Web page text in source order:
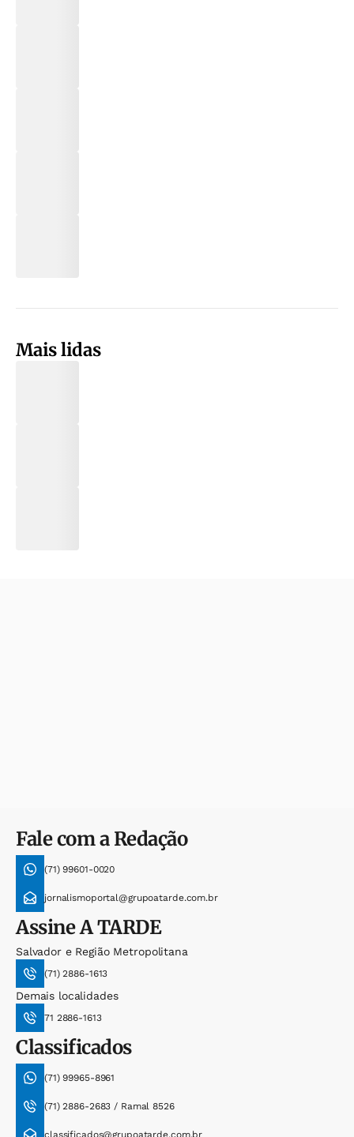
Mais lidas
Fale com a Redação
(71) 99601-0020
jornalismoportal@grupoatarde.com.br
AssineA TARDE
Salvador e Região Metropolitana
(71) 2886-1613
Demais localidades
71 2886-1613
Classificados
(71) 99965-8961
(71) 2886-2683 / Ramal 8526
classificados@grupoatarde.com.br